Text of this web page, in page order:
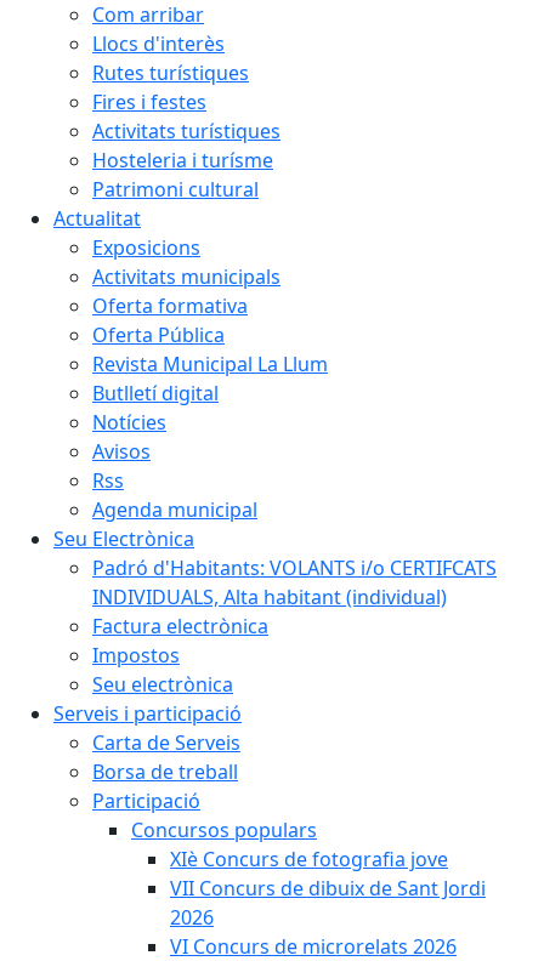
Com arribar
Llocs d'interès
Rutes turístiques
Fires i festes
Activitats turístiques
Hosteleria i turísme
Patrimoni cultural
Actualitat
Exposicions
Activitats municipals
Oferta formativa
Oferta Pública
Revista Municipal La Llum
Butlletí digital
Notícies
Avisos
Rss
Agenda municipal
Seu Electrònica
Padró d'Habitants: VOLANTS i/o CERTIFCATS
INDIVIDUALS, Alta habitant (individual)
Factura electrònica
Impostos
Seu electrònica
Serveis i participació
Carta de Serveis
Borsa de treball
Participació
Concursos populars
XIè Concurs de fotografia jove
VII Concurs de dibuix de Sant Jordi
2026
VI Concurs de microrelats 2026